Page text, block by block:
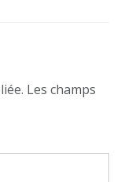
Les champs